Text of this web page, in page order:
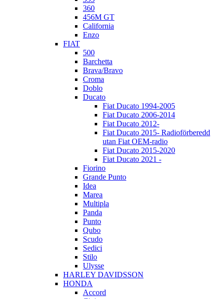
360
456M GT
California
Enzo
FIAT
500
Barchetta
Brava/Bravo
Croma
Doblo
Ducato
Fiat Ducato 1994-2005
Fiat Ducato 2006-2014
Fiat Ducato 2012-
Fiat Ducato 2015- Radioförberedd
utan Fiat OEM-radio
Fiat Ducato 2015-2020
Fiat Ducato 2021 -
Fiorino
Grande Punto
Idea
Marea
Multipla
Panda
Punto
Qubo
Scudo
Sedici
Stilo
Ulysse
HARLEY DAVIDSSON
HONDA
Accord